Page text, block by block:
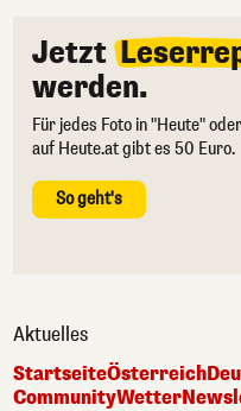
Jetzt
werden.
Für jedes Foto in "Heute"
auf Heute.at gibt es 50 Euro.
So geht's
Aktuelles
StartseiteÖsterreich
CommunityWetter